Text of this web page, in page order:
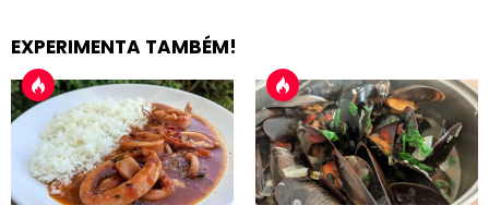
EXPERIMENTA TAMBÉM!